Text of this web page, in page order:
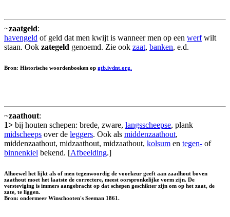
~zaatgeld:
havengeld of geld dat men kwijt is wanneer men op een werfwilt
staan. Ook zategeld genoemd. Zie ook zaat, banken, e.d.
Bron: Historische woordenboeken op gtb.ivdnt.org.
~zaathout:
1> bij houten schepen: brede, zware, langsscheepse, plank
midscheeps over de leggers. Ook als middenzaathout,
middenzaathout, midzaathout, midzaathout, kolsum en tegen- of
binnenkiel bekend. [Afbeelding.]
Alhoewel het lijkt als of men tegenwoordig de voorkeur geeft aan zaadhout boven
zaathout moet het laatste de correctere, meest oorspronkelijke vorm zijn. De
versteviging is immers aangebracht op dat schepen geschikter zijn om op het zaat, de
zate, te liggen.
Bron: ondermeer Winschooten's Seeman 1861.